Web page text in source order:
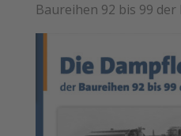
Baureihen 92 bis 99 der